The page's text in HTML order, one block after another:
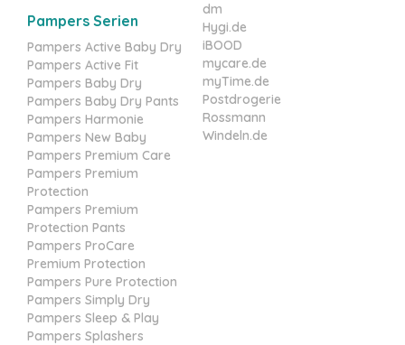
Pampers Serien
Pampers Active Baby Dry
Pampers Active Fit
Pampers Baby Dry
Pampers Baby Dry Pants
Pampers Harmonie
Pampers New Baby
Pampers Premium Care
Pampers Premium
Protection
Pampers Premium
Protection Pants
Pampers ProCare
Premium Protection
Pampers Pure Protection
Pampers Simply Dry
Pampers Sleep & Play
Pampers Splashers
dm
Hygi.de
iBOOD
mycare.de
myTime.de
Postdrogerie
Rossmann
Windeln.de